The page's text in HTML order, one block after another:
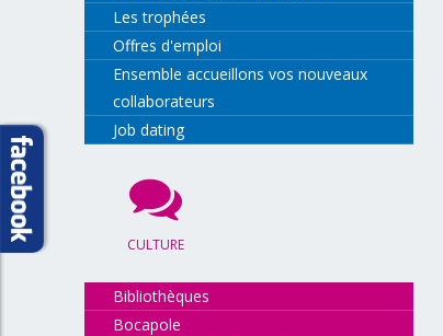
Les trophées
Offres d'emploi
Ensemble accueillons vos nouveaux
collaborateurs
Job dating
CULTURE
Bibliothèques
Bocapole